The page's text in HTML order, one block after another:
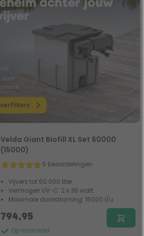
Velda Giant Biofill XL Set 60000
(15000)
5 beoordelingen
Vijvers tot 60.000 liter
Vermogen UV-C: 2 x 36 watt
Maximale doorstroming: 15000 l/u
Op voorraad
794,95